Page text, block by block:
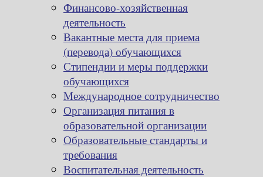
Финансово-хозяйственная
деятельность
Вакантные места для приема
(перевода) обучающихся
Стипендии и меры поддержки
обучающихся
Международное сотрудничество
Организация питания в
образовательной организации
Образовательные стандарты и
требования
Воспитательная деятельность